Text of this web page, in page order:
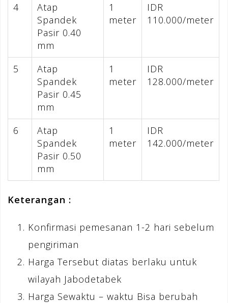
4
Atap
Spandek
Pasir 0.40
mm
1
meter
IDR
110.000/meter
5
Atap
Spandek
Pasir 0.45
mm
1
meter
IDR
128.000/meter
6
Atap
Spandek
Pasir 0.50
mm
1
meter
IDR
142.000/meter
Keterangan :
Konfirmasi pemesanan 1-2 hari sebelum
pengiriman
Harga Tersebut diatas berlaku untuk
wilayah Jabodetabek
Harga Sewaktu – waktu Bisa berubah